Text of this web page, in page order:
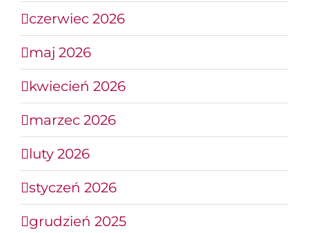
czerwiec 2026
maj 2026
kwiecień 2026
marzec 2026
luty 2026
styczeń 2026
grudzień 2025